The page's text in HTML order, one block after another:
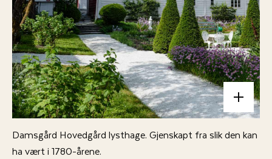
Damsgård Hovedgård lysthage. Gjenskapt fra slik den kan
ha vært i 1780-årene.